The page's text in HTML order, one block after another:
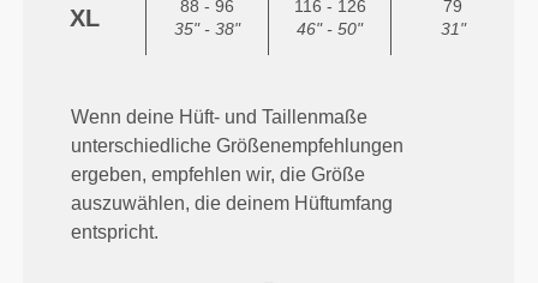
XL
88 - 96
35" - 38"
116 - 126
46" - 50"
79
31"
Wenn deine Hüft- und Taillenmaße
unterschiedliche Größenempfehlungen
ergeben, empfehlen wir, die Größe
auszuwählen, die deinem Hüftumfang
entspricht.